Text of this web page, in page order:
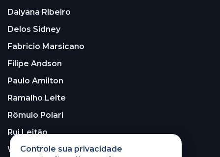
Dalyana Ribeiro
Delos Sidney
Fabricio Marsicano
Filipe Andson
Paulo Amilton
Ramalho Leite
Rômulo Polari
Rui Leitão
Walter Santos
Controle sua privacidade